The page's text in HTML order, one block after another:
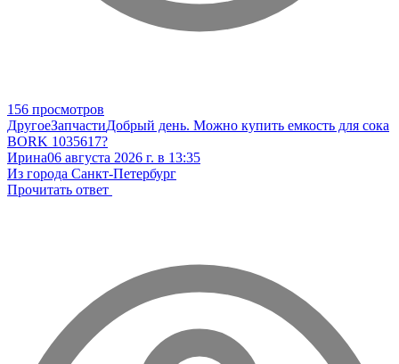
156 просмотров
ДругоеЗапчастиДобрый день. Можно купить емкость для сока
BORK 1035617?
Ирина06 августа 2026 г. в 13:35
Из города Санкт-Петербург
Прочитать ответ